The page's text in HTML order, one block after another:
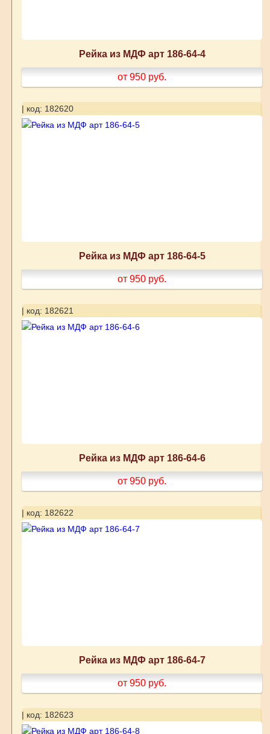
Рейка из МДФ арт 186-64-4
от 950 руб.
| код: 182620
Рейка из МДФ арт 186-64-5
от 950 руб.
| код: 182621
Рейка из МДФ арт 186-64-6
от 950 руб.
| код: 182622
Рейка из МДФ арт 186-64-7
от 950 руб.
| код: 182623